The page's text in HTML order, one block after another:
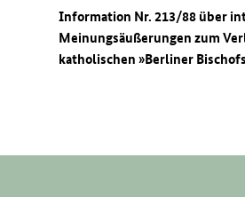
Information Nr. 213/88 über
Meinungsäußerungen zum
katholischen »Berliner